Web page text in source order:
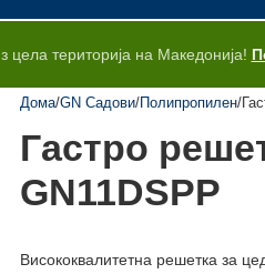
цела територија на Македонија!
Дома GN Садови Полипропилен
Гастро
GN11DSPP
Висококвалитетна решетка за